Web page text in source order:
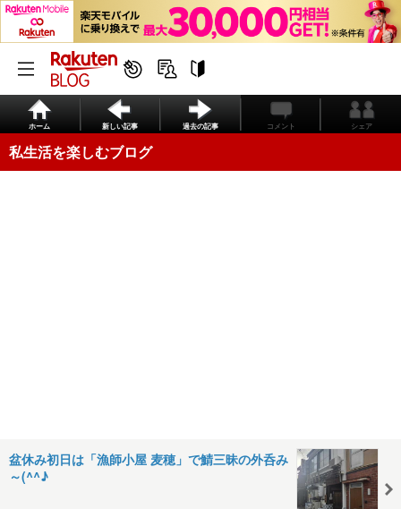
ホーム 新しい記事 過去の記事 コメント シェア
私生活を楽しむブログ
盆休み初日は「漁師小屋 麦穂」で鯖三昧の外呑み
～(^^♪